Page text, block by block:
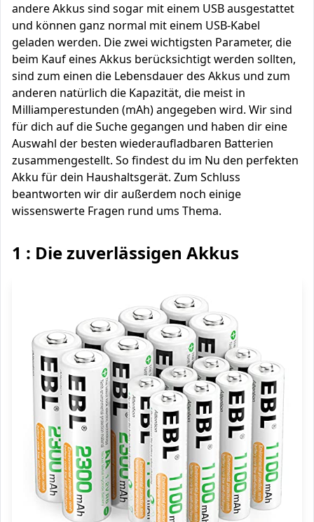
andere Akkus sind sogar mit einem USB ausgestattet
und können ganz normal mit einem USB-Kabel
geladen werden. Die zwei wichtigsten Parameter, die
beim Kauf eines Akkus berücksichtigt werden sollten,
sind zum einen die Lebensdauer des Akkus und zum
anderen natürlich die Kapazität, die meist in
Milliamperestunden (mAh) angegeben wird. Wir sind
für dich auf die Suche gegangen und haben dir eine
Auswahl der besten wiederaufladbaren Batterien
zusammengestellt. So findest du im Nu den perfekten
Akku für dein Haushaltsgerät. Zum Schluss
beantworten wir dir außerdem noch einige
wissenswerte Fragen rund ums Thema.
1 : Die zuverlässigen Akkus